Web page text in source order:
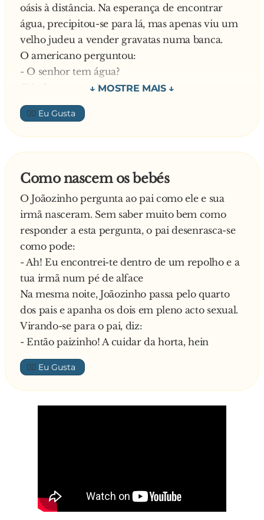
oásis à distância. Na esperança de encontrar
água, precipitou-se para lá, mas apenas viu um
velho judeu a vender gravatas numa banca.
O americano perguntou:
- O senhor tem água?
O judeu respondeu:
- Não, não tenho água. O senhor gostaria de
comprar uma gravata? Custa apenas 50 euros!
O americano gritou-lhe:
- i**...! Não preciso de uma gravata e ainda por
era matar-te, mas quero é mesmo encontrar
água!
- Está certo – disse o velho judeu – não importa
que não queira comprar uma gravata e que o
senhor me odeie. Vou mostrar-lhe que não sou
mesquinho. Se você continuar ao longo daquele
monte ali, a leste, a cerca de duas milhas, você
encontrará um lindo restaurante. Ele tem toda a
água fresca de que você precisa.
Resmungando, o americano subiu penosamente
a montanha e lá seguiu caminho. Várias horas
depois regressou, quase morto, exclamando:
- Venda-me lá uma dessas! O sacana do seu
irmão não me deixa entrar no restaurante sem
gravata
👍🏼
Como nascem os bebés
O Joãozinho pergunta ao pai como ele e sua
irmã nasceram. Sem saber muito bem como
responder a esta pergunta, o pai desenrasca-se
como pode:
- Ah! Eu encontrei-te dentro de um repolho e a
tua irmã num pé de alface
Na mesma noite, Joãozinho passa pelo quarto
dos pais e apanha os dois em pleno acto sexual.
Virando-se para o pai, diz:
- Então paizinho! A cuidar da horta, hein
👍🏼